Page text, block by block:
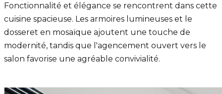
Fonctionnalité et élégance se rencontrent dans cette
cuisine spacieuse. Les armoires lumineuses et le
dosseret en mosaïque ajoutent une touche de
modernité, tandis que l'agencement ouvert vers le
salon favorise une agréable convivialité.